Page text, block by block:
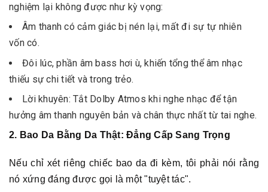
nghiệm lại không được như kỳ vọng:
Âm thanh có cảm giác bị nén lại, mất đi sự tự nhiên
vốn có.
Đôi lúc, phần âm bass hơi ù, khiến tổng thể âm nhạc
thiếu sự chi tiết và trong trẻo.
Lời khuyên: Tắt Dolby Atmos khi nghe nhạc để tận
hưởng âm thanh nguyên bản và chân thực nhất từ tai nghe.
2. Bao Da Bằng Da Thật: Đẳng Cấp Sang Trọng
Nếu chỉ xét riêng chiếc bao da đi kèm, tôi phải nói rằng
nó xứng đáng được gọi là một "tuyệt tác".